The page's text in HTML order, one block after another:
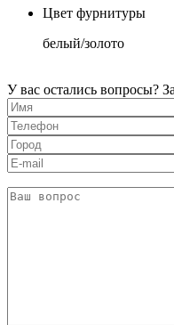
Цвет фурнитуры
белый/золото
У вас остались вопросы?